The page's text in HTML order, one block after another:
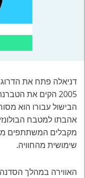
הבישול עבורו הוא
אהבתו למטבח
מקבלים המשתתפים
שימושית מהחוויה.
האווירה במהלך